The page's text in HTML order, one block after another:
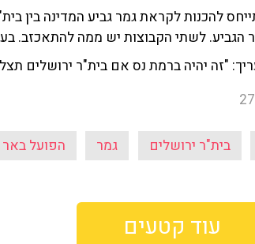
להכנות לקראת גמר גביע המדינה בין
הגביע. לשתי הקבוצות יש ממה להתאכזב.
"זה יהיה ברמת נס אם בית"ר ירושלים
בית"ר ירושלים גמר הפועל
עוד קטעים